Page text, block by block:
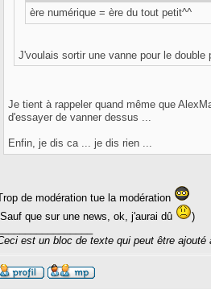
ère numérique = ère du tout petit^^
J'voulais sortir une vanne pour le
Je tient à rappeler quand même que
d'essayer de vanner dessus ...
Enfin, je dis ca ... je dis rien ...
de modération tue la modération
que sur une news, ok, j'aurai dû
)
est un bloc de texte qui peut être